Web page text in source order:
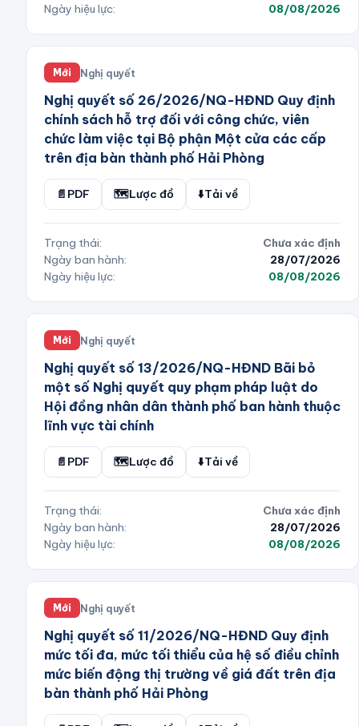
Ngày hiệu lực:
08/08/2026
Mới Nghị quyết
Nghị quyết số 26/2026/NQ-HĐND Quy định
chính sách hỗ trợ đối với công chức, viên
chức làm việc tại Bộ phận Một cửa các cấp
trên địa bàn thành phố Hải Phòng
📄 PDF 🗺️Lược đồ ⬇️Tải về
Trạng thái:
Chưa xác định
Ngày ban hành:
28/07/2026
Ngày hiệu lực:
08/08/2026
Mới Nghị quyết
Nghị quyết số 13/2026/NQ-HĐND Bãi bỏ
một số Nghị quyết quy phạm pháp luật do
Hội đồng nhân dân thành phố ban hành thuộc
lĩnh vực tài chính
📄 PDF 🗺️Lược đồ ⬇️Tải về
Trạng thái:
Chưa xác định
Ngày ban hành:
28/07/2026
Ngày hiệu lực:
08/08/2026
Mới Nghị quyết
Nghị quyết số 11/2026/NQ-HĐND Quy định
mức tối đa, mức tối thiểu của hệ số điều chỉnh
mức biến động thị trường về giá đất trên địa
bàn thành phố Hải Phòng